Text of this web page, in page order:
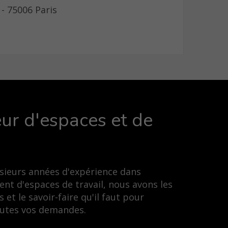
75006 Paris
d'espaces et de
années d'expérience dans
d'espaces de travail, nous avons les
et le savoir-faire qu'il faut pour
vos demandes.